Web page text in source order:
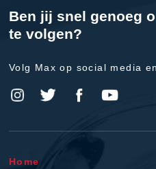
Ben jij snel genoeg
te volgen?
Volg Max op social media
Home